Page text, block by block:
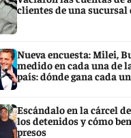
clientes de una sucursal
Nueva encuesta: Milei,
medido en cada una de
país: dónde gana cada
Escándalo en la cárcel
los detenidos y cómo
presos